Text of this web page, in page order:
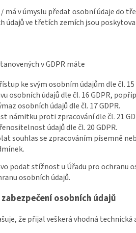
/ má v úmyslu předat osobní údaje do
údajů ve třetích zemích jsou
v GDPR máte
ke svým osobním údajům dle čl. 15
osobních údajů dle čl. 16 GDPR,
osobních údajů dle čl. 17 GDPR.
námitku proti zpracování dle čl. 21
údajů dle čl. 20 GDPR.
souhlas se zpracováním písemně
podat stížnost u Úřadu pro ochranu
osobních údajů.
osobních údajů
že přijal veškerá vhodná